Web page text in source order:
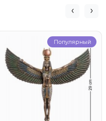
Популярный